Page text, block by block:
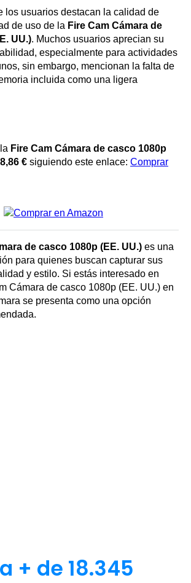
los usuarios destacan la calidad de
de uso de la Fire Cam Cámara de
UU.). Muchos usuarios aprecian su
especialmente para actividades
sin embargo, mencionan la falta de
incluida como una ligera
Fire Cam Cámara de casco 1080p
€ siguiendo este enlace: Comprar
de casco 1080p (EE. UU.) es una
para quienes buscan capturar sus
y estilo. Si estás interesado en
Cámara de casco 1080p (EE. UU.) en
se presenta como una opción
+ de 18.345